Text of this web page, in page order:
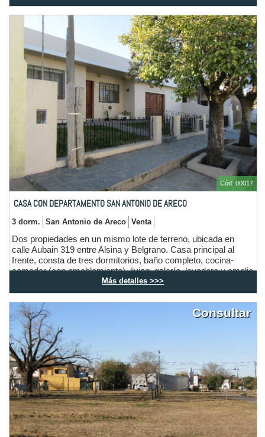
Cód: 00017
CASA CON DEPARTAMENTO SAN ANTONIO DE ARECO
3 dorm. San Antonio de Areco Venta
Dos propiedades en un mismo lote de terreno, ubicada en
calle Aubain 319 entre Alsina y Belgrano. Casa principal al
frente, consta de tres dormitorios, baño completo, cocina-
comedor (con amoblamiento), living, galería, lavadero y amplio
garaje, con otro ambiente (oficina o dormitorio) y su
correspondiente baño.
Al contra frente, departamento de aproximadamente 40 m2.
Integrado por un dormitorio, baño y cocina-comedor. Con
mucho terreno libre al medio.
Más detalles >>>
Consultar